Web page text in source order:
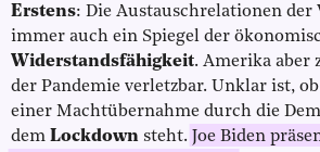
Erstens: Die Austauschrelationen der
immer auch ein Spiegel der
Widerstandsfähigkeit. Amerika aber
der Pandemie verletzbar. Unklar ist,
einer Machtübernahme durch die
dem Lockdown steht.
Joe Biden